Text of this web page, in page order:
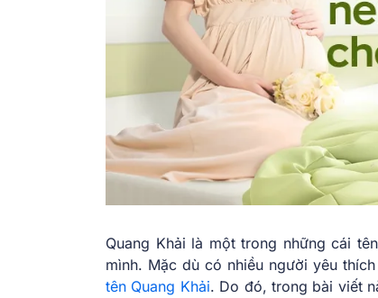
Quang Khải là một trong những cái
mình. Mặc dù có nhiều người yêu
tên Quang Khải. Do đó, trong bài viết